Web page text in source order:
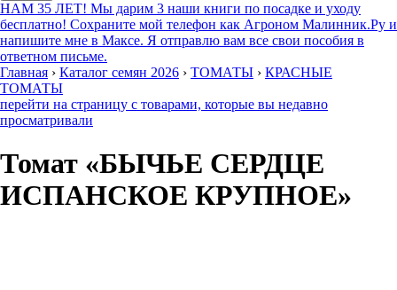
НАМ 35 ЛЕТ! Мы дарим 3 наши книги по посадке и уходу
бесплатно! Сохраните мой телефон как Агроном Малинник.Ру и
напишите мне в Максе. Я отправлю вам все свои пособия в
ответном письме.
Главная › Каталог семян 2026 › ТОМАТЫ › КРАСНЫЕ
ТОМАТЫ
перейти на страницу с товарами, которые вы недавно
просматривали
Томат «БЫЧЬЕ СЕРДЦЕ
ИСПАНСКОЕ КРУПНОЕ»